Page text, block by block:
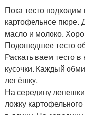
Пока тесто
картофельное пюре.
масло и молоко.
Подошедшее тесто
Раскатываем тесто
кусочки. Каждый
лепёшку.
На середину
ложку